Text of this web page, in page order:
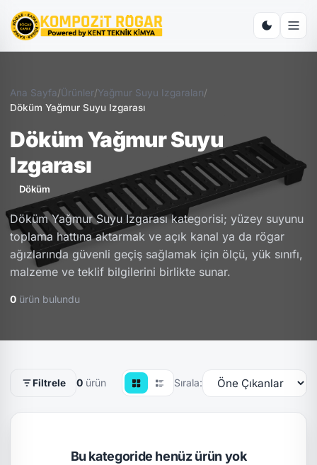
Ana Sayfa/Ürünler/Yağmur Suyu Izgaraları/
Döküm Yağmur Suyu Izgarası
Döküm Yağmur Suyu
Izgarası
Döküm
Döküm Yağmur Suyu Izgarası kategorisi; yüzey suyunu
toplama hattına aktarmak ve açık kanal ya da rögar
ağızlarında güvenli geçiş sağlamak için ölçü, yük sınıfı,
malzeme ve teklif bilgilerini birlikte sunar.
0 ürün bulundu
Filtrele 0 ürün Sırala:
Bu kategoride henüz ürün yok